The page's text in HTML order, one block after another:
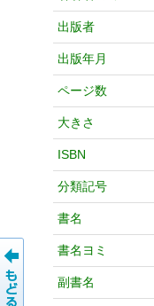
出版者
出版年月
ページ数
大きさ
ISBN
分類記号
書名
書名ヨミ
副書名